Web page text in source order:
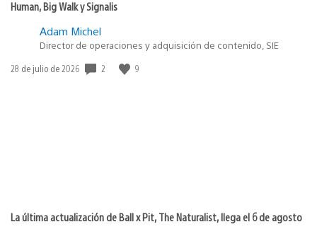
Human, Big Walk y Signalis
Adam Michel
Director de operaciones y adquisición de contenido, SIE
Fecha
28 de julio de 2026 2 9
La última actualización de Ball x Pit, The Naturalist, llega el 6 de agosto